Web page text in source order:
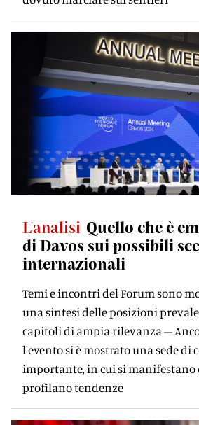
L'analisi Quello che è
di Davos sui possibili
internazionali
Temi e incontri del Forum sono
una sintesi delle posizioni
capitoli di ampia rilevanza –
l'evento si è mostrato una sede di
importante, in cui si manifestano
profilano tendenze